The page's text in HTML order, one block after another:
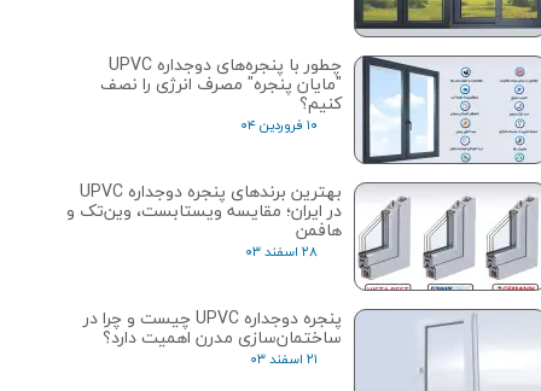
چطور با پنجره‌های دوجداره UPVC
"مایان پنجره" مصرف انرژی را نصف
کنیم؟
۱۰ فروردین ۰۴
بهترین برندهای پنجره دوجداره UPVC
در ایران؛ مقایسه ویستابست، وین‌تک و
هافمن
۲۸ اسفند ۰۳
پنجره دوجداره UPVC چیست و چرا در
ساختمان‌سازی مدرن اهمیت دارد؟
۲۱ اسفند ۰۳